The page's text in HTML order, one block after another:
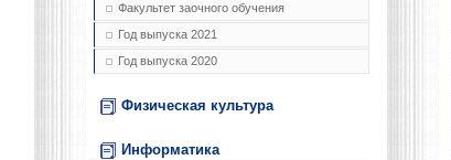
Факультет заочного обучения
Год выпуска 2021
Год выпуска 2020
Физическая культура
Информатика